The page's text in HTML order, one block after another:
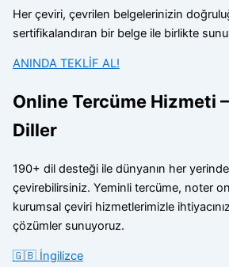
Her çeviri, çevrilen belgelerinizin
sertifikalandıran bir belge ile birlikte
ANINDA TEKLİF AL!
Online Tercüme Hizmeti
Diller
190+ dil desteği ile dünyanın her
çevirebilirsiniz. Yeminli tercüme, noter
kurumsal çeviri hizmetlerimizle
çözümler sunuyoruz.
🇬🇧 İngilizce